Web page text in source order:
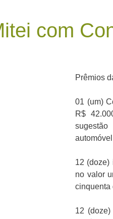
com
Prêmios
01 (um)
R$
12 (doze)
no valor
cinquenta
12